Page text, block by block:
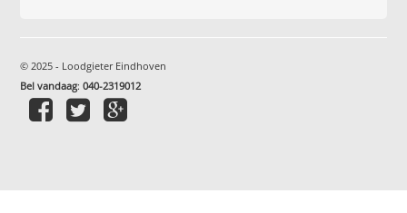
© 2025 - Loodgieter Eindhoven
Bel vandaag:040-2319012